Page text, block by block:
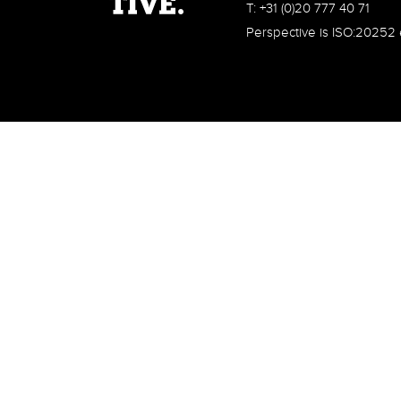
T: +31 (0)20 777 40 71
Perspective is ISO:20252